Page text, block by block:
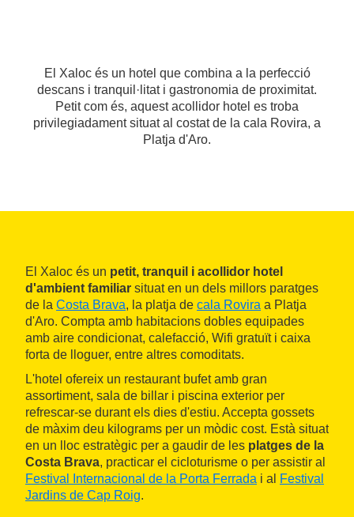
El Xaloc és un hotel que combina a la perfecció
descans i tranquil·litat i gastronomia de proximitat.
Petit com és, aquest acollidor hotel es troba
privilegiadament situat al costat de la cala Rovira, a
Platja d'Aro.
El Xaloc és un petit, tranquil i acollidor hotel
d'ambient familiar situat en un dels millors paratges
de la Costa Brava, la platja de cala Rovira a Platja
d'Aro. Compta amb habitacions dobles equipades
amb aire condicionat, calefacció, Wifi gratuït i caixa
forta de lloguer, entre altres comoditats.
L'hotel ofereix un restaurant bufet amb gran
assortiment, sala de billar i piscina exterior per
refrescar-se durant els dies d'estiu. Accepta gossets
de màxim deu kilograms per un mòdic cost. Està situat
en un lloc estratègic per a gaudir de les platges de la
Costa Brava, practicar el cicloturisme o per assistir al
Festival Internacional de la Porta Ferrada i al
Festival
Jardins de Cap Roig.